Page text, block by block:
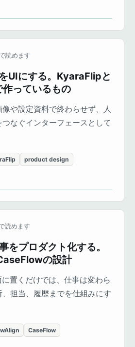
読めます
UIにする。KyaraFlipと
っているもの
や設定資料で終わらせず、人
なぐインターフェースとして
product design
読めます
をプロダクト化する。
の設計
置くだけでは、仕事は変わら
担当、履歴までを仕組みにす
CaseFlow